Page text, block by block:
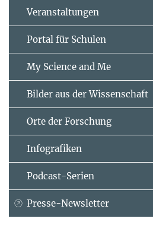
Veranstaltungen
Portal für Schulen
My Science and Me
Bilder aus der Wissenschaft
Orte der Forschung
Infografiken
Podcast-Serien
Presse-Newsletter